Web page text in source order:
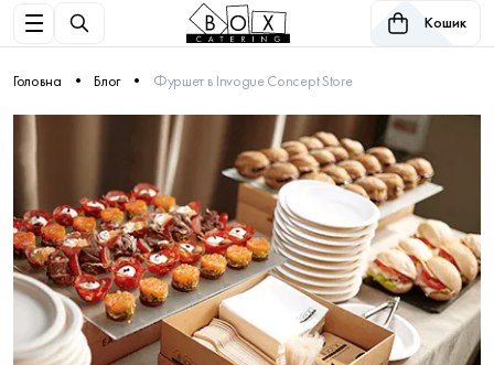
Кошик
Головна Блог Фуршет в Invogue Concept Store